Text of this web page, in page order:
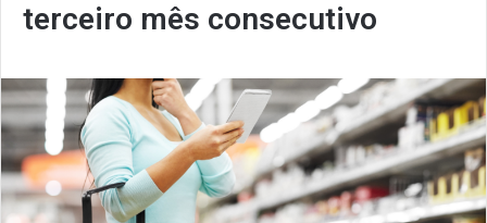
terceiro mês consecutivo